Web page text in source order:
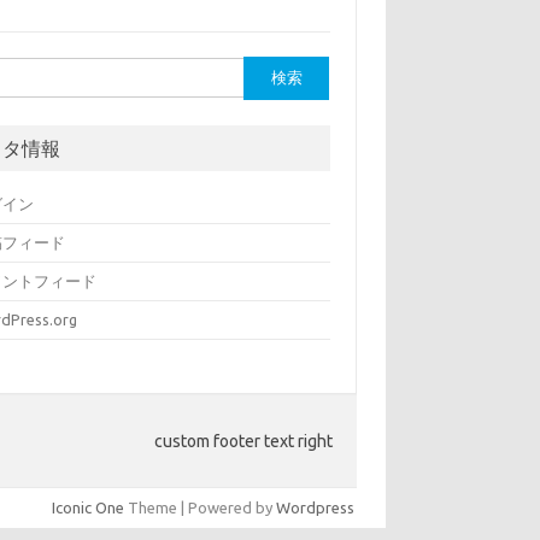
タ情報
イン
ィード
ントフィード
custom footer text right
Iconic One Theme | Powered by Wordpress